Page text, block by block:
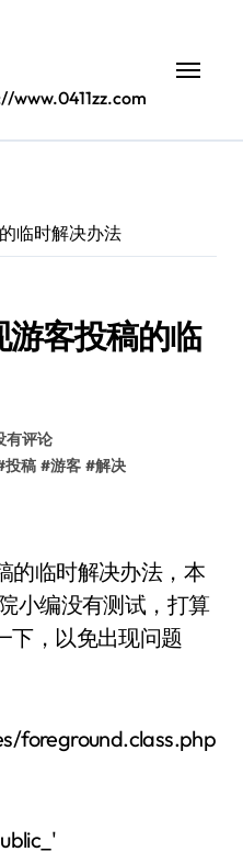
www.0411zz.com
临时解决办法
游客投稿的临
有评论
投稿 #游客 #解决
的临时解决办法，本
小编没有测试，打算
下，以免出现问题
foreground.class.php